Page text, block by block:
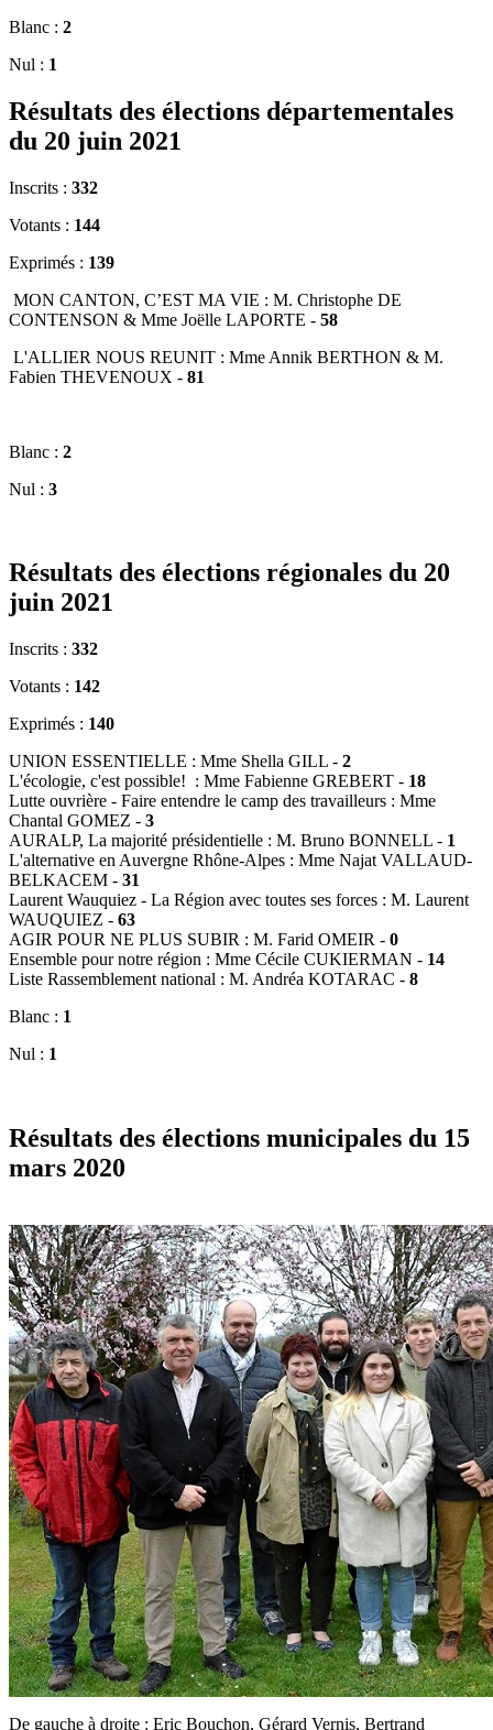
Blanc : 2
Nul : 1
Résultats des élections départementales
du 20 juin 2021
Inscrits : 332
Votants : 144
Exprimés : 139
MON CANTON, C’EST MA VIE : M. Christophe DE
CONTENSON & Mme Joëlle LAPORTE - 58
L'ALLIER NOUS REUNIT : Mme Annik BERTHON & M.
Fabien THEVENOUX - 81
Blanc : 2
Nul : 3
Résultats des élections régionales du 20
juin 2021
Inscrits : 332
Votants : 142
Exprimés : 140
UNION ESSENTIELLE : Mme Shella GILL - 2
L'écologie, c'est possible! : Mme Fabienne GREBERT - 18
Lutte ouvrière - Faire entendre le camp des travailleurs : Mme
Chantal GOMEZ - 3
AURALP, La majorité présidentielle : M. Bruno BONNELL - 1
L'alternative en Auvergne Rhône-Alpes : Mme Najat VALLAUD-
BELKACEM - 31
Laurent Wauquiez - La Région avec toutes ses forces : M. Laurent
WAUQUIEZ - 63
AGIR POUR NE PLUS SUBIR : M. Farid OMEIR - 0
Ensemble pour notre région : Mme Cécile CUKIERMAN - 14
Liste Rassemblement national : M. Andréa KOTARAC - 8
Blanc : 1
Nul : 1
Résultats des élections municipales du 15
mars 2020
De gauche à droite : Eric Bouchon, Gérard Vernis, Bertrand